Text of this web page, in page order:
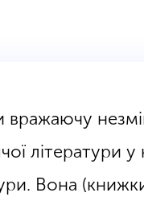
літератури
Вона